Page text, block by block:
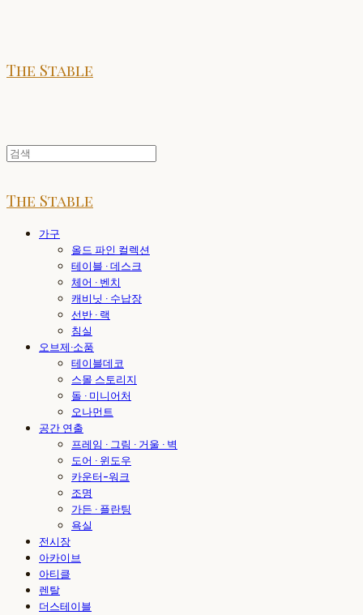
The Stable
The Stable
가구
올드 파인 컬렉션
테이블 · 데스크
체어 · 벤치
캐비닛 · 수납장
선반 · 랙
침실
오브제·소품
테이블데코
스몰 스토리지
돌 · 미니어처
오나먼트
공간 연출
프레임 · 그림 · 거울 · 벽
도어 · 윈도우
카운터-워크
조명
가든 · 플란팅
욕실
전시장
아카이브
아티클
렌탈
더스테이블